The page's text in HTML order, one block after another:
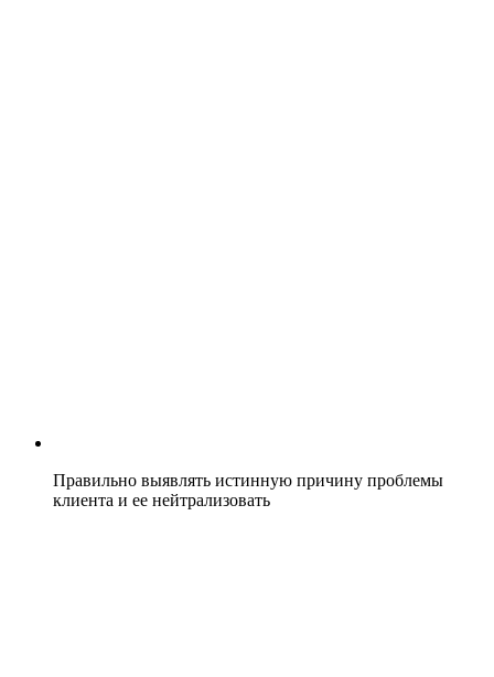
Правильно выявлять истинную причину проблемы
клиента и ее нейтрализовать